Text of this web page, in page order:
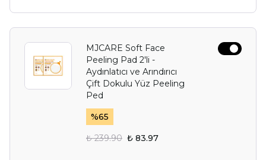
MJCARE Soft Face
Peeling Pad 2'li -
Aydınlatıcı ve Arındırıcı
Çift Dokulu Yüz Peeling
Ped
%65
₺ 239.90 ₺ 83.97